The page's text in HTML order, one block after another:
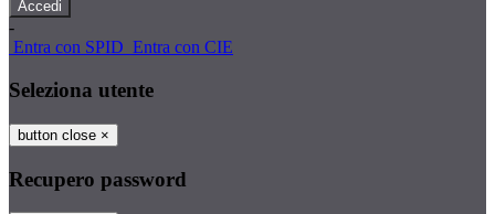
-
Entra con SPID Entra con CIE
Seleziona utente
button close ×
Recupero password